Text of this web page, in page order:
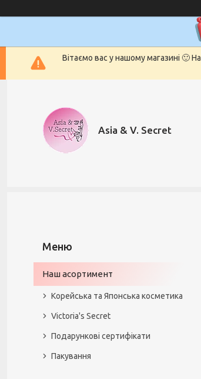
Вітаємо вас у нашому магазині
Asia & V. Secret
Наш асортимент
Корейська та Японська косметика
Victoria's Secret
Подарункові сертифікати
Пакування